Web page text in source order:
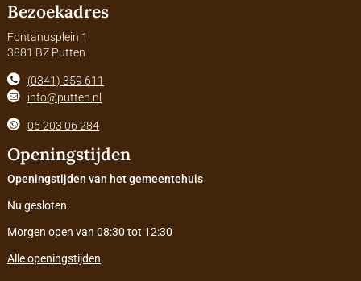
Bezoekadres
Fontanusplein 1
3881 BZ Putten
(0341) 359 611
info@putten.nl
06 203 06 284
Openingstijden
Openingstijden van het gemeentehuis
Nu gesloten.
Morgen open van 08:30 tot 12:30
Alle openingstijden